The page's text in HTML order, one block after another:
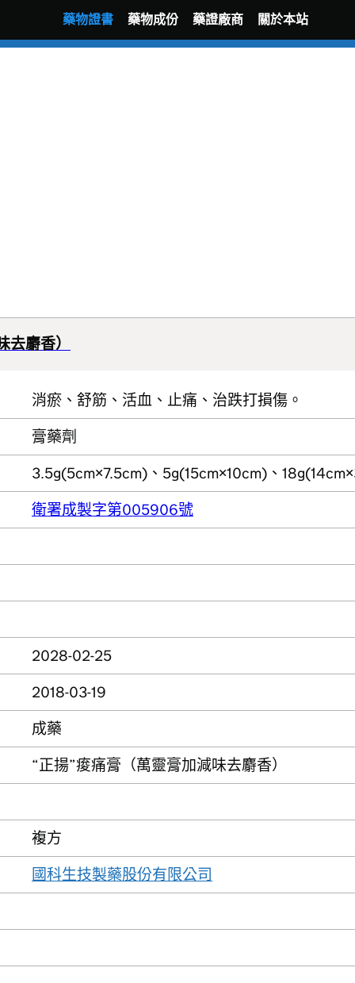
藥物證書 藥物成份 藥證廠商 關於本站
麝香）
消瘀、舒筋、活血、止痛、治跌打損傷。
膏藥劑
3.5g(5cm×7.5cm)、5g(15cm×10cm)、
衛署成製字第005906號
2028-02-25
2018-03-19
成藥
“正揚”痠痛膏（萬靈膏加減味去麝香）
複方
國科生技製藥股份有限公司